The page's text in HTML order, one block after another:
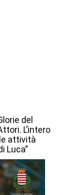
del
L’intero
attività
Luca”